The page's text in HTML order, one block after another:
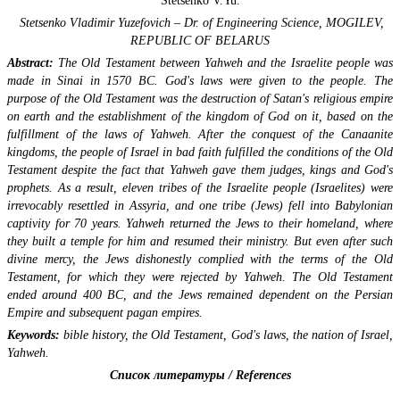
Stetsenko Vladimir Yuzefovich – Dr. of Engineering Science, MOGILEV,
REPUBLIC OF BELARUS
Abstract: The Old Testament between Yahweh and the Israelite people was
made in Sinai in 1570 BC. God's laws were given to the people. The
purpose of the Old Testament was the destruction of Satan's religious empire
on earth and the establishment of the kingdom of God on it, based on the
fulfillment of the laws of Yahweh. After the conquest of the Canaanite
kingdoms, the people of Israel in bad faith fulfilled the conditions of the Old
Testament despite the fact that Yahweh gave them judges, kings and God's
prophets. As a result, eleven tribes of the Israelite people (Israelites) were
irrevocably resettled in Assyria, and one tribe (Jews) fell into Babylonian
captivity for 70 years. Yahweh returned the Jews to their homeland, where
they built a temple for him and resumed their ministry. But even after such
divine mercy, the Jews dishonestly complied with the terms of the Old
Testament, for which they were rejected by Yahweh. The Old Testament
ended around 400 BC, and the Jews remained dependent on the Persian
Empire and subsequent pagan empires.
Keywords:bible history, the Old Testament, God's laws, the nation of Israel,
Yahweh.
Список литературы / References